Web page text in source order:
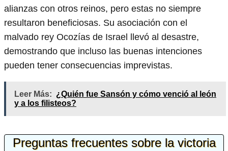
alianzas con otros reinos, pero estas no siempre
resultaron beneficiosas. Su asociación con el
malvado rey Ocozías de Israel llevó al desastre,
demostrando que incluso las buenas intenciones
pueden tener consecuencias imprevistas.
Leer Más: ¿Quién fue Sansón y cómo venció al león
y a los filisteos?
Preguntas frecuentes sobre la victoria